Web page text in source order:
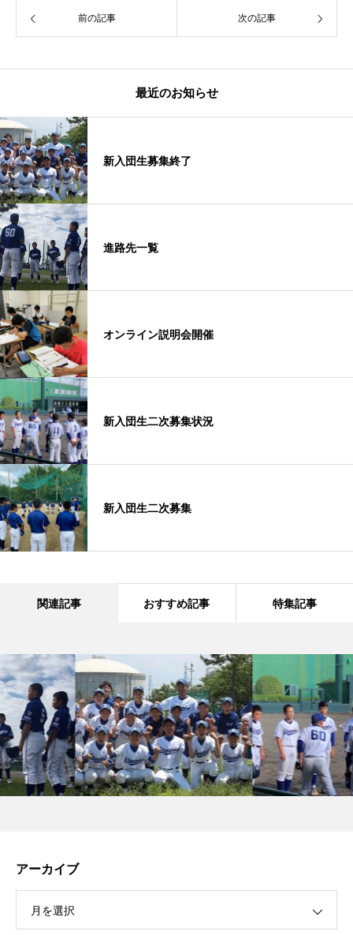
前の記事 次の記事
最近のお知らせ
新入団生募集終了
進路先一覧
オンライン説明会開催
新入団生二次募集状況
新入団生二次募集
関連記事 おすすめ記事 特集記事
アーカイブ
月を選択